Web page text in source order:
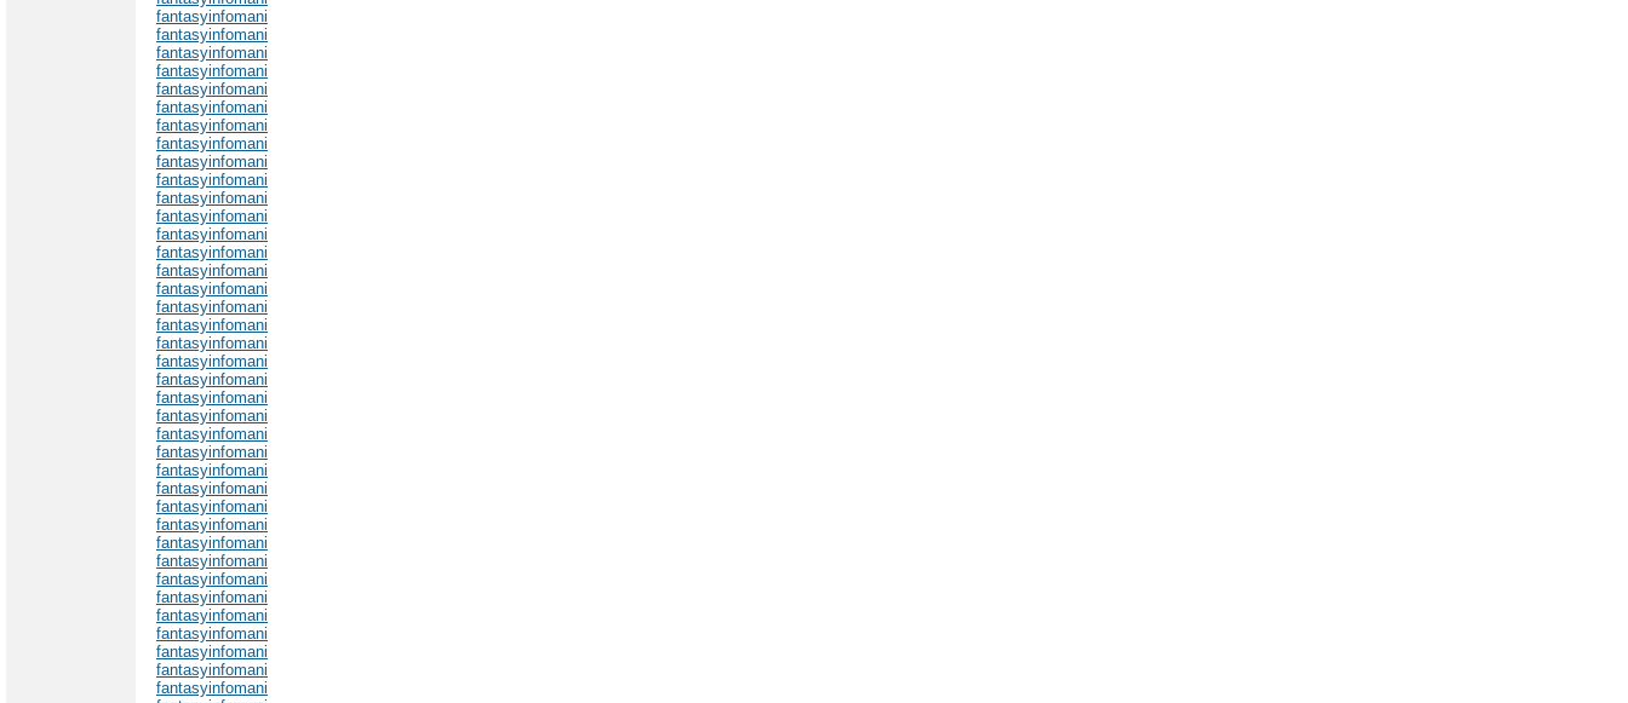
fantasyinfomani
fantasyinfomani
fantasyinfomani
fantasyinfomani
fantasyinfomani
fantasyinfomani
fantasyinfomani
fantasyinfomani
fantasyinfomani
fantasyinfomani
fantasyinfomani
fantasyinfomani
fantasyinfomani
fantasyinfomani
fantasyinfomani
fantasyinfomani
fantasyinfomani
fantasyinfomani
fantasyinfomani
fantasyinfomani
fantasyinfomani
fantasyinfomani
fantasyinfomani
fantasyinfomani
fantasyinfomani
fantasyinfomani
fantasyinfomani
fantasyinfomani
fantasyinfomani
fantasyinfomani
fantasyinfomani
fantasyinfomani
fantasyinfomani
fantasyinfomani
fantasyinfomani
fantasyinfomani
fantasyinfomani
fantasyinfomani